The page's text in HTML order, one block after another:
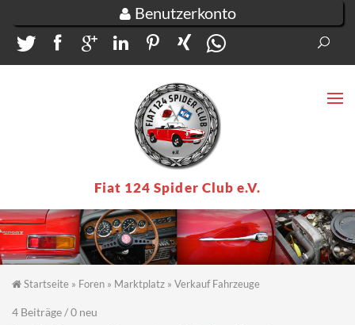
Benutzerkonto
Fiat 124 Spider Club e.V.
Sie sind hier
Startseite » Foren » Marktplatz » Verkauf Fahrzeuge
4 Beiträge / 0 neu